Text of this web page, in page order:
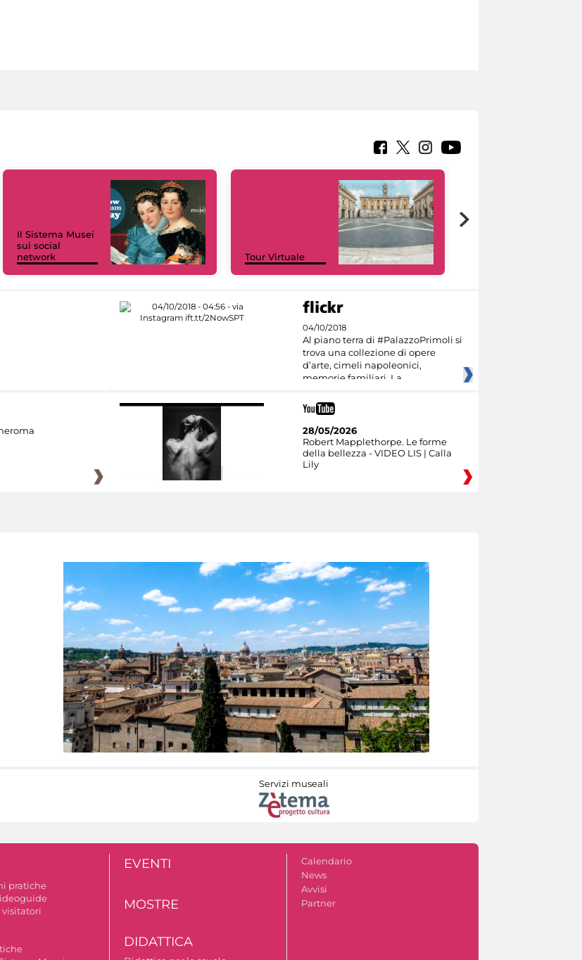
Il Sistema Musei
sui social
network
Tour Virtuale
04/10/2018
Al piano terra di #PalazzoPrimoli si
trova una collezione di opere
d’arte, cimeli napoleonici,
memorie familiari. La
28/05/2026
Robert Mapplethorpe. Le forme
della bellezza - VIDEO LIS | Calla
Lily
Servizi museali
pratiche
visitatori
EVENTI
MOSTRE
DIDATTICA
Calendario
News
Avvisi
Partner